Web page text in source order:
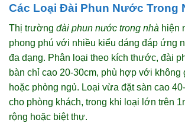
Các Loại Đài Phun Nước Trong
Thị trường đài phun nước trong nhà hiện
phong phú với nhiều kiểu dáng đáp ứng
đa dạng. Phân loại theo kích thước, đài
bàn chỉ cao 20-30cm, phù hợp với không
hoặc phòng ngủ. Loại vừa đặt sàn cao
cho phòng khách, trong khi loại lớn trên
rộng hoặc biệt thự.